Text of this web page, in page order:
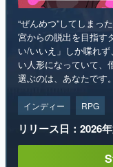
“ぜんめつ”してしまっ
宮からの脱出を目指す
い/いいえ」しか喋れ
い人形になっていて、
選ぶのは、あなたです。
インディー RPG
リリース日：2026